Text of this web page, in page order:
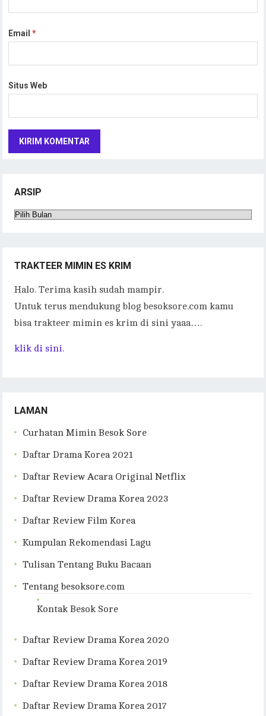
Email*
Situs Web
ARSIP
Arsip
TRAKTEER MIMIN ES KRIM
Halo. Terima kasih sudah mampir.
Untuk terus mendukung blog besoksore.com kamu
bisa trakteer mimin es krim di sini yaaa….
klik di sini.
LAMAN
Curhatan Mimin Besok Sore
Daftar Drama Korea 2021
Daftar Review Acara Original Netflix
Daftar Review Drama Korea 2023
Daftar Review Film Korea
Kumpulan Rekomendasi Lagu
Tulisan Tentang Buku Bacaan
Tentang besoksore.com
Kontak Besok Sore
Daftar Review Drama Korea 2020
Daftar Review Drama Korea 2019
Daftar Review Drama Korea 2018
Daftar Review Drama Korea 2017